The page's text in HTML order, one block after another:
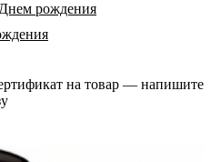
рождения
на товар — напишите